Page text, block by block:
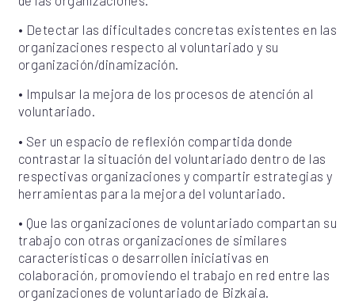
• Detectar las dificultades concretas existentes en las
organizaciones respecto al voluntariado y su
organización/dinamización.
• Impulsar la mejora de los procesos de atención al
voluntariado.
• Ser un espacio de reflexión compartida donde
contrastar la situación del voluntariado dentro de las
respectivas organizaciones y compartir estrategias y
herramientas para la mejora del voluntariado.
• Que las organizaciones de voluntariado compartan su
trabajo con otras organizaciones de similares
características o desarrollen iniciativas en
colaboración, promoviendo el trabajo en red entre las
organizaciones de voluntariado de Bizkaia.